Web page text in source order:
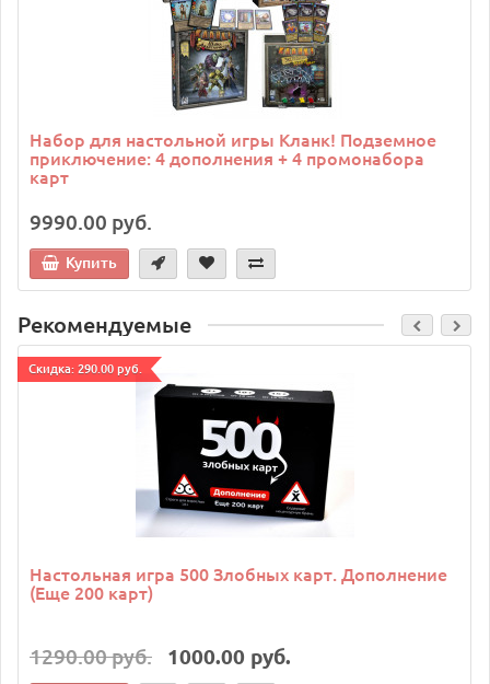
Набор для настольной игры Кланк! Подземное
приключение: 4 дополнения + 4 промонабора
карт
9990.00 руб.
Купить
Рекомендуемые
Cкидка: 290.00 руб.
Настольная игра 500 Злобных карт. Дополнение
(Еще 200 карт)
1290.00 руб. 1000.00 руб.